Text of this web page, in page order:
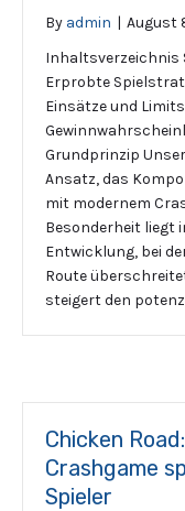
By admin | August
Inhaltsverzeichnis
Erprobte
Einsätze und Limits
Grundprinzip
Ansatz, das
mit modernem
Besonderheit liegt
Entwicklung, bei
Route
steigert den
Chicken
Crashgame
Spieler